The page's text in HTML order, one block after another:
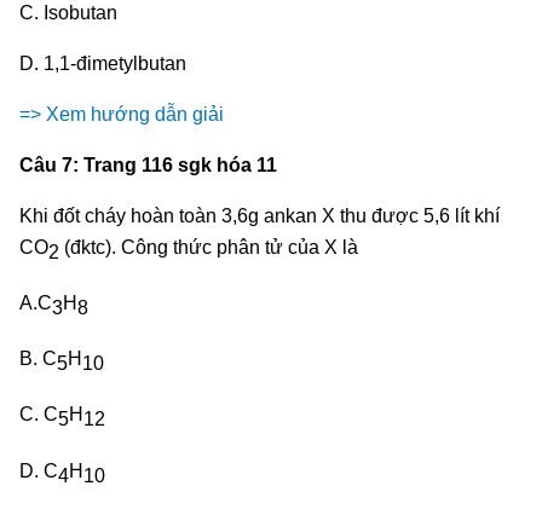
C. Isobutan
D. 1,1-đimetylbutan
=> Xem hướng dẫn giải
Câu 7: Trang 116 sgk hóa 11
Khi đốt cháy hoàn toàn 3,6g ankan X thu được 5,6 lít khí
CO2 (đktc). Công thức phân tử của X là
A.C3H8
B. C5H 10
C. C5H 12
D. C4H 10